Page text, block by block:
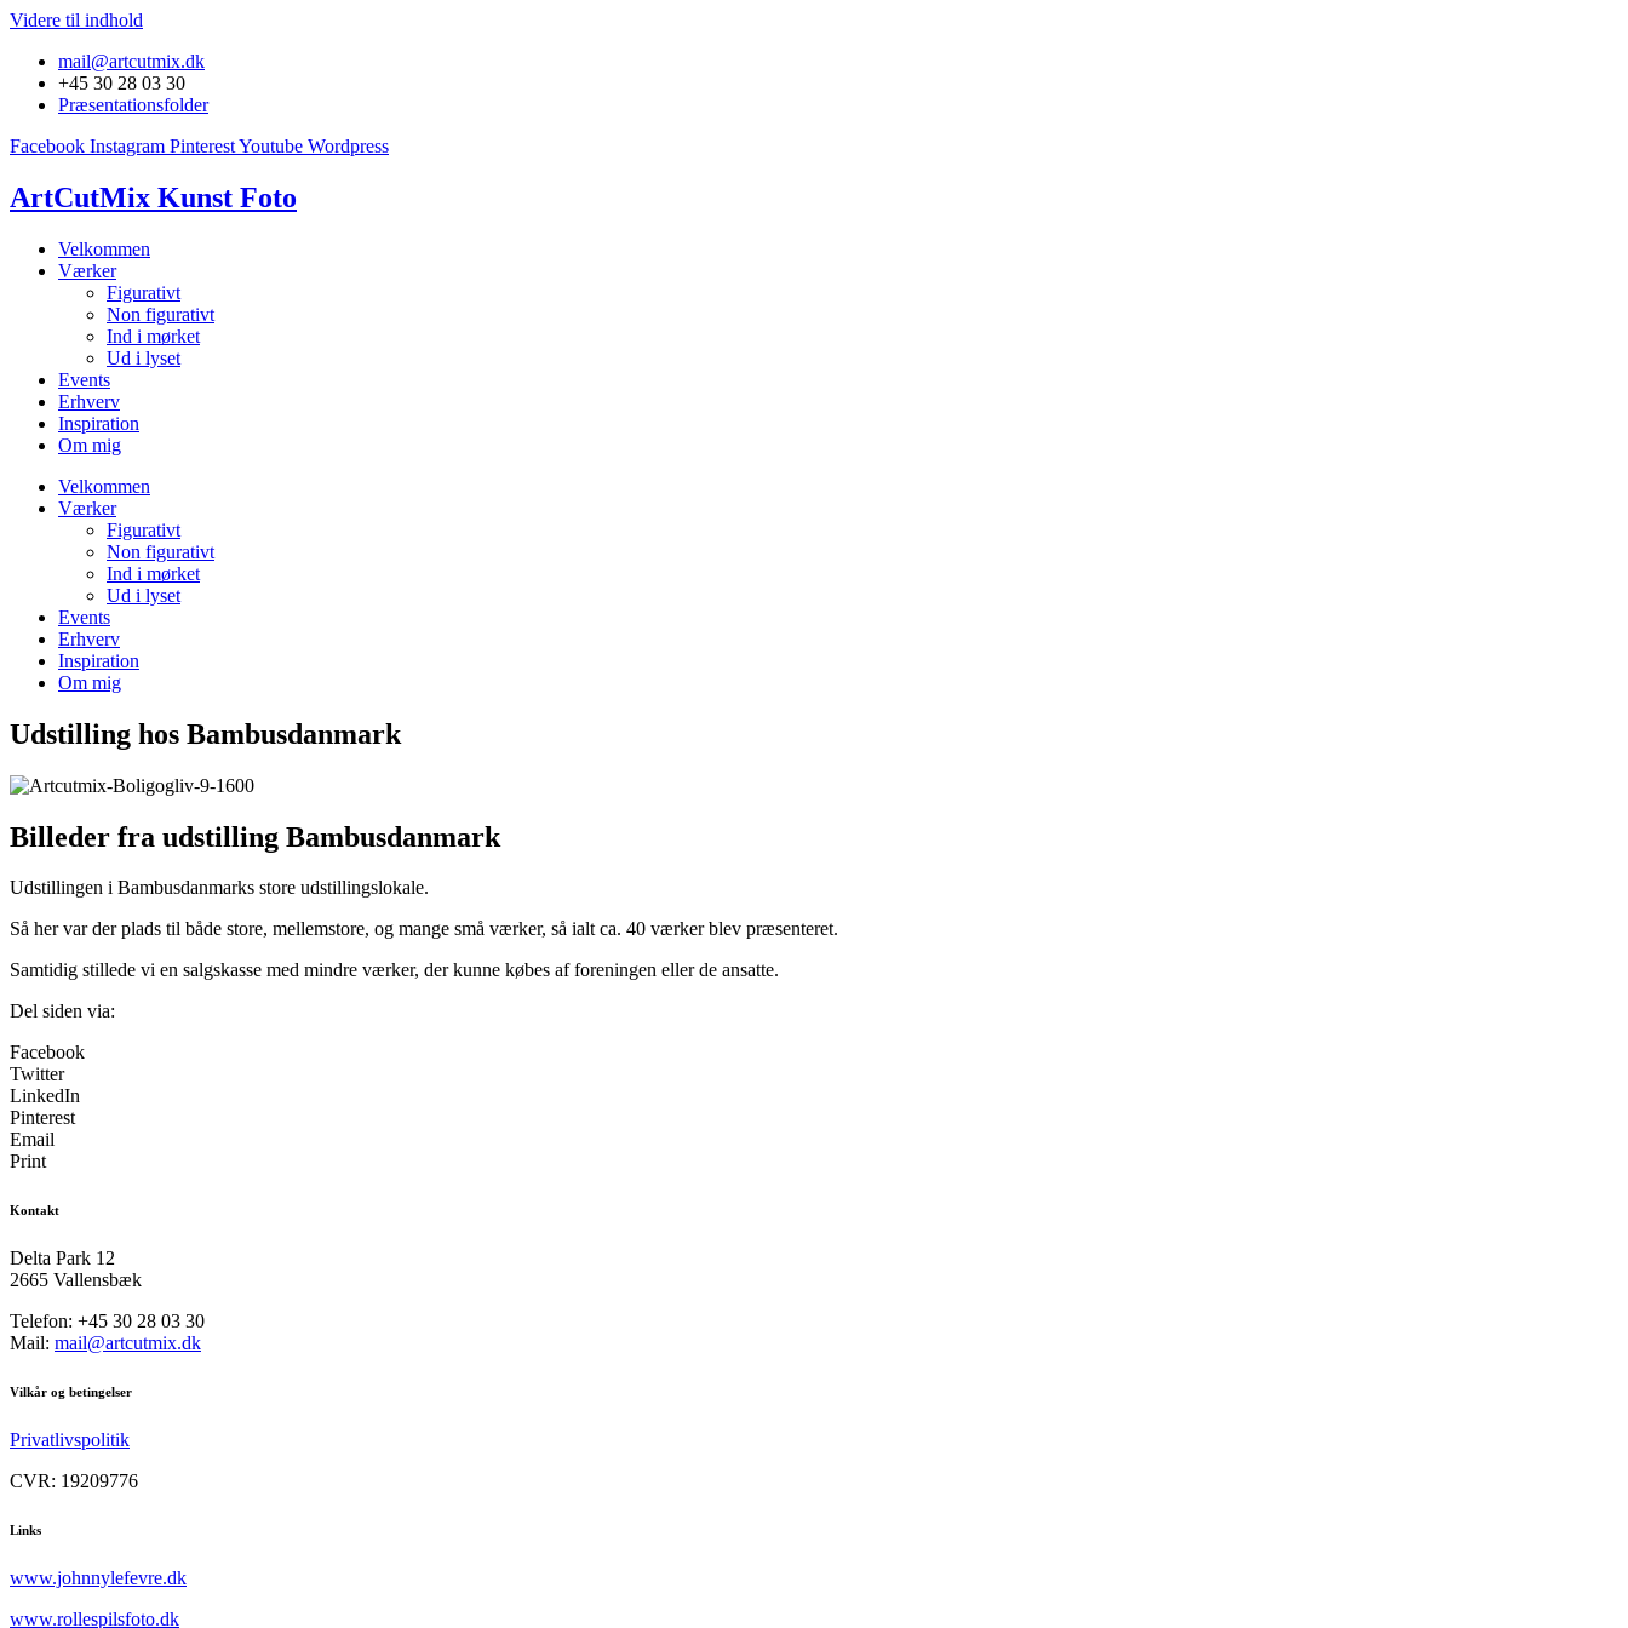
Videre til indhold
mail@artcutmix.dk
+45 30 28 03 30
Præsentationsfolder
Facebook Instagram PinterestYoutube Wordpress
ArtCutMix Kunst Foto
Velkommen
Værker
Figurativt
Non figurativt
Ind i mørket
Ud i lyset
Events
Erhverv
Inspiration
Om mig
Velkommen
Værker
Figurativt
Non figurativt
Ind i mørket
Ud i lyset
Events
Erhverv
Inspiration
Om mig
Udstilling hos Bambusdanmark
Billeder fra udstilling Bambusdanmark
Udstillingen i Bambusdanmarks store udstillingslokale.
Så her var der plads til både store, mellemstore, og mange små værker, så ialt ca. 40 værker blev præsenteret.
Samtidig stillede vi en salgskasse med mindre værker, der kunne købes af foreningen eller de ansatte.
Del siden via:
Facebook
Twitter
LinkedIn
Pinterest
Email
Print
Kontakt
Delta Park 12
2665 Vallensbæk
Telefon: +45 30 28 03 30
Mail: mail@artcutmix.dk
Vilkår og betingelser
Privatlivspolitik
CVR: 19209776
Links
www.johnnylefevre.dk
www.rollespilsfoto.dk